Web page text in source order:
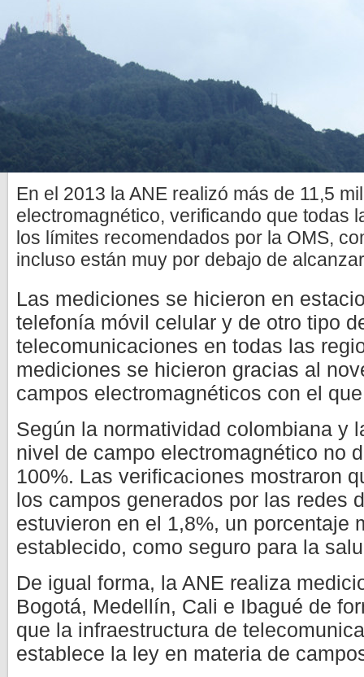
En el 2013 la ANE realizó más de 11,5
electromagnético, verificando que todas
los límites recomendados por la OMS,
incluso están muy por debajo de
Las mediciones se hicieron en
telefonía móvil celular y de otro tipo
telecomunicaciones en todas las
mediciones se hicieron gracias al
campos electromagnéticos con el
Según la normatividad colombiana y
nivel de campo electromagnético no
100%. Las verificaciones mostraron
los campos generados por las redes
estuvieron en el 1,8%, un porcentaje
establecido, como seguro para la
De igual forma, la ANE realiza
Bogotá, Medellín, Cali e Ibagué de
que la infraestructura de
establece la ley en materia de